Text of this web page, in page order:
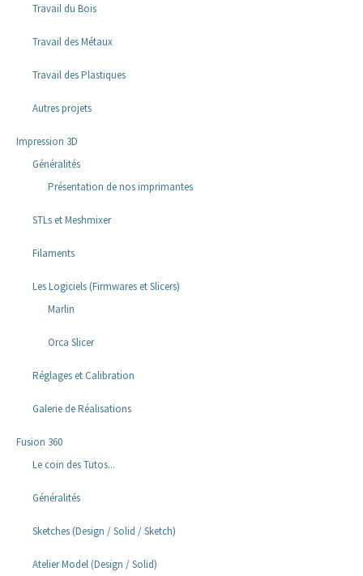
Travail du Bois
Travail des Métaux
Travail des Plastiques
Autres projets
Impression 3D
Généralités
Présentation de nos imprimantes
STLs et Meshmixer
Filaments
Les Logiciels (Firmwares et Slicers)
Marlin
Orca Slicer
Réglages et Calibration
Galerie de Réalisations
Fusion 360
Le coin des Tutos...
Généralités
Sketches (Design / Solid / Sketch)
Atelier Model (Design / Solid)